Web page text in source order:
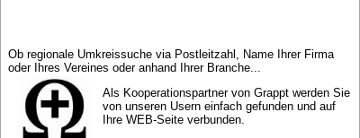
Ob regionale Umkreissuche via Postleitzahl, Name Ihrer Firma
oder Ihres Vereines oder anhand Ihrer Branche...
Als Kooperationspartner von Grappt werden Sie
von unseren Usern einfach gefunden und auf
Ihre WEB-Seite verbunden.